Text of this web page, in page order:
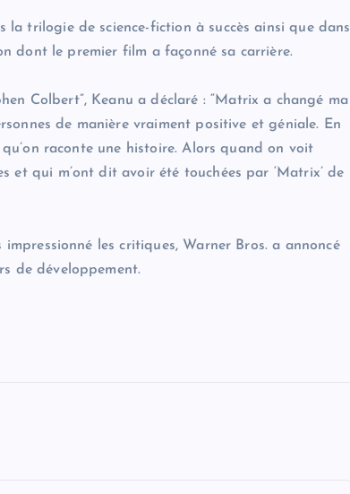
la trilogie de science-fiction à succès ainsi que dans
dont le premier film a façonné sa carrière.
Colbert”, Keanu a déclaré : “Matrix a changé ma
de manière vraiment positive et géniale. En
raconte une histoire. Alors quand on voit
et qui m’ont dit avoir été touchées par ‘Matrix’ de
les critiques, Warner Bros. a annoncé
de développement.